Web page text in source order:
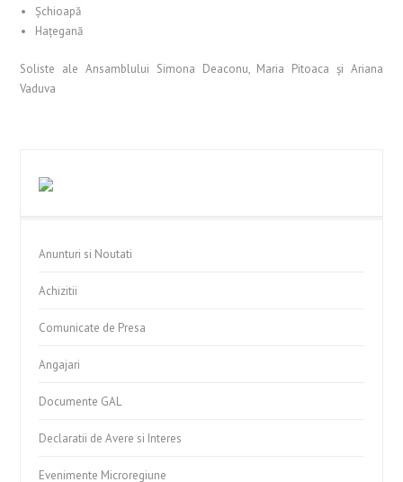
Șchioapă
Hațegană
Soliste ale Ansamblului Simona Deaconu, Maria Pitoaca și Ariana
Vaduva
Anunturi si Noutati
Achizitii
Comunicate de Presa
Angajari
Documente GAL
Declaratii de Avere si Interes
Evenimente Microregiune